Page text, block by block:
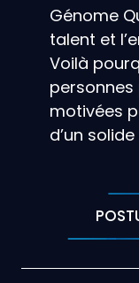
Génome
talent et
Voilà
personnes
motivées
d’un